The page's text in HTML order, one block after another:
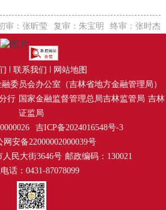
审：张昕莹 复审：朱宝明 终审：张时杰
联系我们
网站地图
委员会办公室（吉林省地方金融管理局）
行 国家金融监督管理总局吉林监管局 吉林
证监局
吉ICP备2024016548号-3
网安备22000002000039号
民大街3646号 邮政编码：130021
话：0431-87078099